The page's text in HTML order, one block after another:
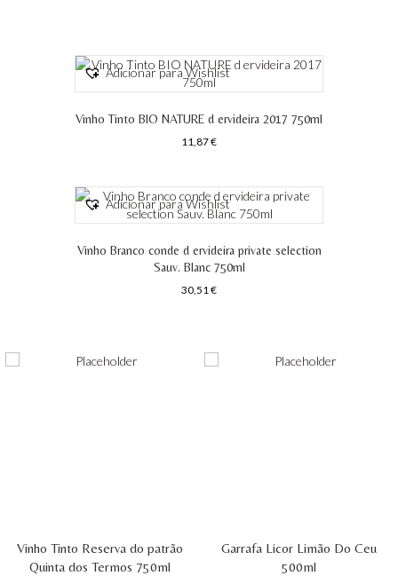
Adicionar para Wishlist
Vinho Tinto BIO NATURE d ervideira 2017 750ml
11,87€
Adicionar para Wishlist
Vinho Branco conde d ervideira private selection
Sauv. Blanc 750ml
30,51€
Vinho Tinto Reserva do patrão
Quinta dos Termos 750ml
Garrafa Licor Limão Do Ceu
500ml